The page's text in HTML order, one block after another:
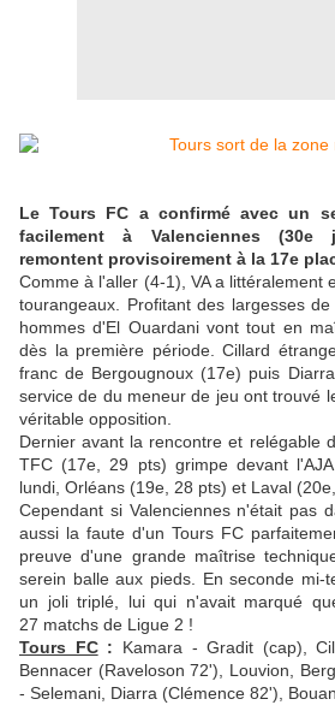
Le Tours FC a confirmé avec un
facilement à Valenciennes (30e
remontent provisoirement à la 17e
Comme à l'aller (4-1), VA a littéralement
tourangeaux. Profitant des largesses
hommes d'El Ouardani vont tout en
dès la première période. Cillard
franc de Bergougnoux (17e) puis
service de du meneur de jeu ont trouvé
véritable opposition.
Dernier avant la rencontre et relégable
TFC (17e, 29 pts) grimpe devant
lundi, Orléans (19e, 28 pts) et Laval
Cependant si Valenciennes n'était pas
aussi la faute d'un Tours FC
preuve d'une grande maîtrise
serein balle aux pieds. En seconde mi-
un joli triplé, lui qui n'avait marqué
27 matchs de Ligue 2 !
Tours FC: Kamara - Gradit (cap),
Bennacer (Raveloson 72'), Louvion,
- Selemani, Diarra (Clémence 82'),